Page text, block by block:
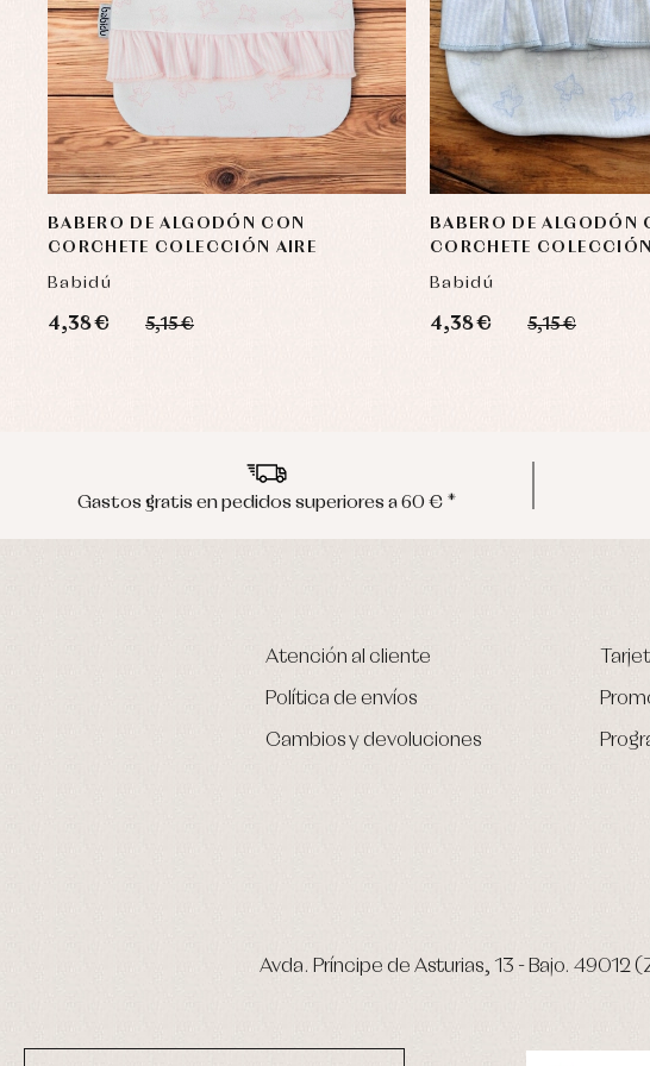
BABERO DE ALGODÓN CON
CORCHETE COLECCIÓN AIRE
Babidú
4,38 € 5,15 €
BABERO DE ALGODÓN
CORCHETE
Babidú
4,38 € 5,15 €
Gastos gratis en pedidos superiores a 60 € *
Atención al cliente
Política de envíos
Cambios y devoluciones
Avda. Príncipe de Asturias, 13 - Bajo. 49012